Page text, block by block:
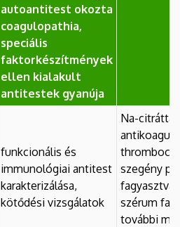
autoantitest okozta
coagulopathia,
speciális
faktorkészítmények
ellen kialakult
antitestek gyanúja
funkcionális és
immunológiai antitest
karakterizálása,
kötődési vizsgálatok
Na-citráttal
szegény
fagyasztva,
szérum
további